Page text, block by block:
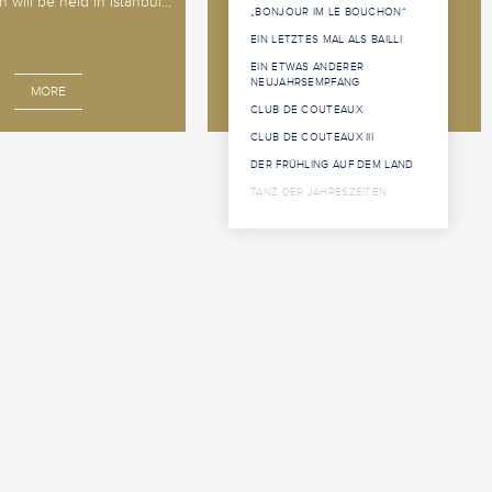
„BONJOUR IM LE BOUCHON“
EIN LETZTES MAL ALS BAILLI
EIN ETWAS ANDERER
NEUJAHRSEMPFANG
CLUB DE COUTEAUX
CLUB DE COUTEAUX III
DER FRÜHLING AUF DEM LAND
TANZ DER JAHRESZEITEN
MORE
Sweden, 14 - 18 o...